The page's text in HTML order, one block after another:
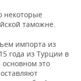
некоторые
таможне.
импорта из
года из Турции в
это